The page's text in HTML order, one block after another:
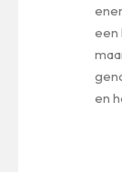
een
en